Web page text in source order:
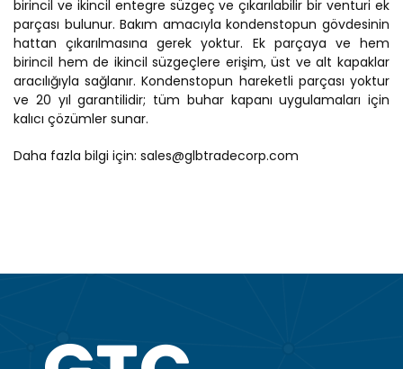
birincil ve ikincil entegre süzgeç ve çıkarılabilir bir venturi ek
parçası bulunur. Bakım amacıyla kondenstopun gövdesinin
hattan çıkarılmasına gerek yoktur. Ek parçaya ve hem
birincil hem de ikincil süzgeçlere erişim, üst ve alt kapaklar
aracılığıyla sağlanır. Kondenstopun hareketli parçası yoktur
ve 20 yıl garantilidir; tüm buhar kapanı uygulamaları için
kalıcı çözümler sunar.
Daha fazla bilgi için: sales@glbtradecorp.com